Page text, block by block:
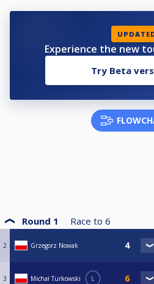
Experience the new
Try Beta
Round 1 Race to 6
2 Grzegorz Nowak
3 Michał Turkowski L